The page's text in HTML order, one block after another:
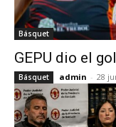
Básquet
GEPU dio el
Básquet admin - 28